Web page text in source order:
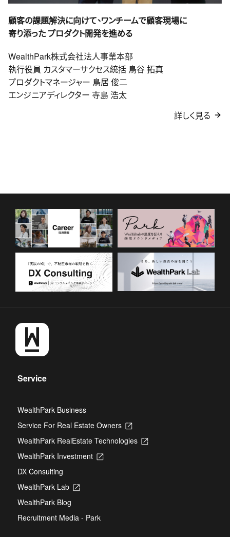
顧客の課題解決に向けて、ワンチームで顧客現場に
寄り添ったプロダクト開発を進める
WealthPark株式会社法人事業本部
執行役員 カスタマーサクセス統括 鳥谷 拓真
プロダクトマネージャー 鳥居 俊二
エンジニアディレクター 寺島 浩太
詳しく見る
Service
WealthPark Business
Service For Real Estate Owners
Opens
a
WealthPark RealEstate Technologies
Opens
WealthPark Investment
Opens
DX Consulting
WealthPark Lab
Opens
new
tab
WealthPark Blog
Recruitment Media - Park